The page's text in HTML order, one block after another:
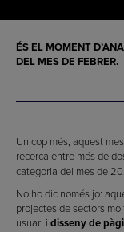
ÉS EL MOMENT
DEL MES DE FEBRER.
Un cop més, aquest
recerca entre més de
categoria del mes de
No ho dic només jo:
projectes de sectors
usuari i disseny de